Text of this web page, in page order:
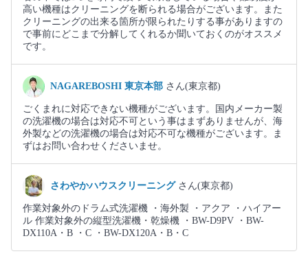
高い機種はクリーニングを断られる場合がございます。また
クリーニングの出来る箇所が限られたりする事がありますの
で事前にどこまで分解してくれるか聞いておくのがオススメ
です。
NAGAREBOSHI 東京本部 さん(東京都)
ごくまれに対応できない機種がございます。国内メーカー製
の洗濯機の場合は対応不可という事はまずありませんが、海
外製などの洗濯機の場合は対応不可な機種がございます。ま
ずはお問い合わせくださいませ。
さわやかハウスクリーニング さん(東京都)
作業対象外のドラム式洗濯機 ・海外製 ・アクア ・ハイアー
ル 作業対象外の縦型洗濯機・乾燥機 ・BW-D9PV ・BW-
DX110A・B ・C ・BW-DX120A・B・C